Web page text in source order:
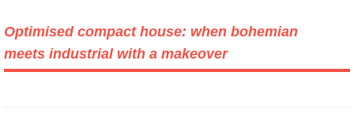
Optimised compact house: when bohemian
meets industrial with a makeover